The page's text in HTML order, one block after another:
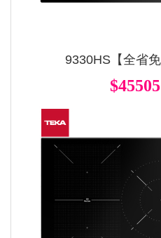
9330HS【全省
$45505